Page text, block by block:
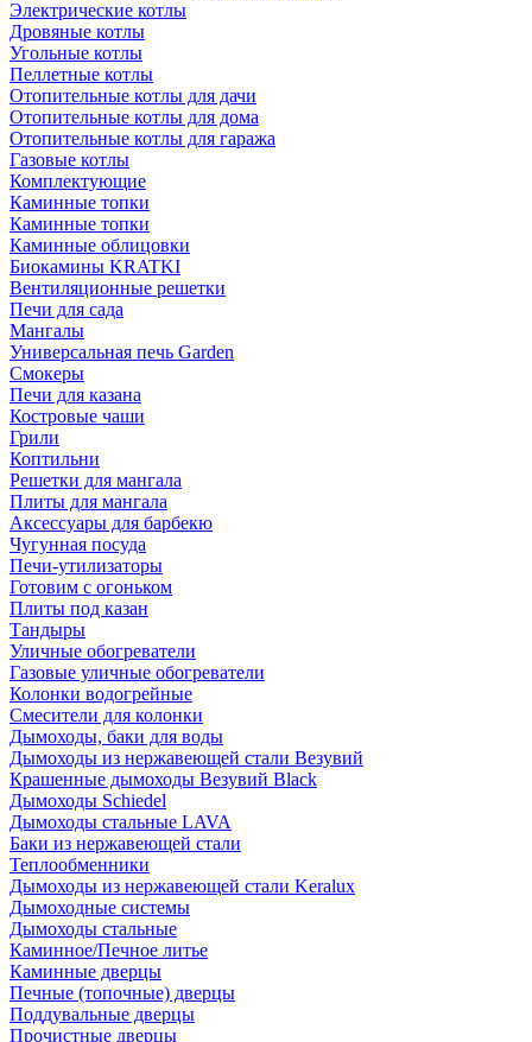
Электрические котлы
Дровяные котлы
Угольные котлы
Пеллетные котлы
Отопительные котлы для дачи
Отопительные котлы для дома
Отопительные котлы для гаража
Газовые котлы
Комплектующие
Каминные топки
Каминные топки
Каминные облицовки
Биокамины KRATKI
Вентиляционные решетки
Печи для сада
Мангалы
Универсальная печь Garden
Смокеры
Печи для казана
Костровые чаши
Грили
Коптильни
Решетки для мангала
Плиты для мангала
Аксессуары для барбекю
Чугунная посуда
Печи-утилизаторы
Готовим с огоньком
Плиты под казан
Тандыры
Уличные обогреватели
Газовые уличные обогреватели
Колонки водогрейные
Смесители для колонки
Дымоходы, баки для воды
Дымоходы из нержавеющей стали Везувий
Крашенные дымоходы Везувий Black
Дымоходы Schiedel
Дымоходы стальные LAVA
Баки из нержавеющей стали
Теплообменники
Дымоходы из нержавеющей стали Keralux
Дымоходные системы
Дымоходы стальные
Каминное/Печное литье
Каминные дверцы
Печные (топочные) дверцы
Поддувальные дверцы
Прочистные дверцы